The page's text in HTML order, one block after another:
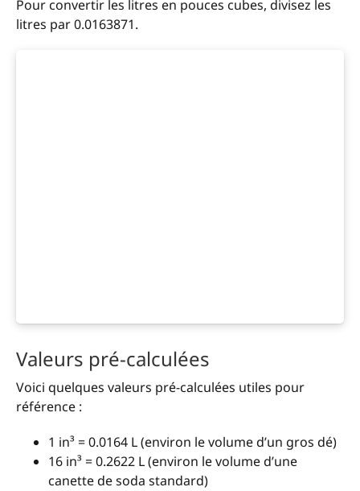
Pour convertir les litres en pouces cubes, divisez les
litres par 0.0163871.
Valeurs pré-calculées
Voici quelques valeurs pré-calculées utiles pour
référence :
1 in³ = 0.0164 L (environ le volume d’un gros dé)
16 in³ = 0.2622 L (environ le volume d’une
canette de soda standard)